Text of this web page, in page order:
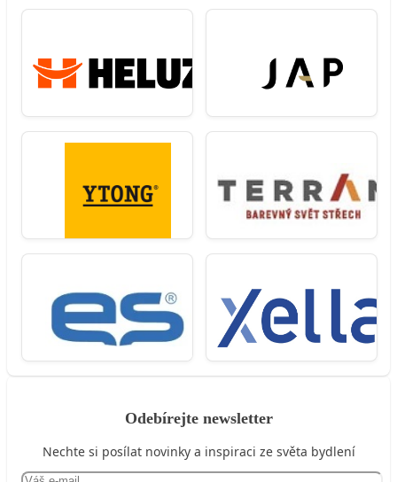
Odebírejte newsletter
Nechte si posílat novinky a inspiraci ze světa bydlení